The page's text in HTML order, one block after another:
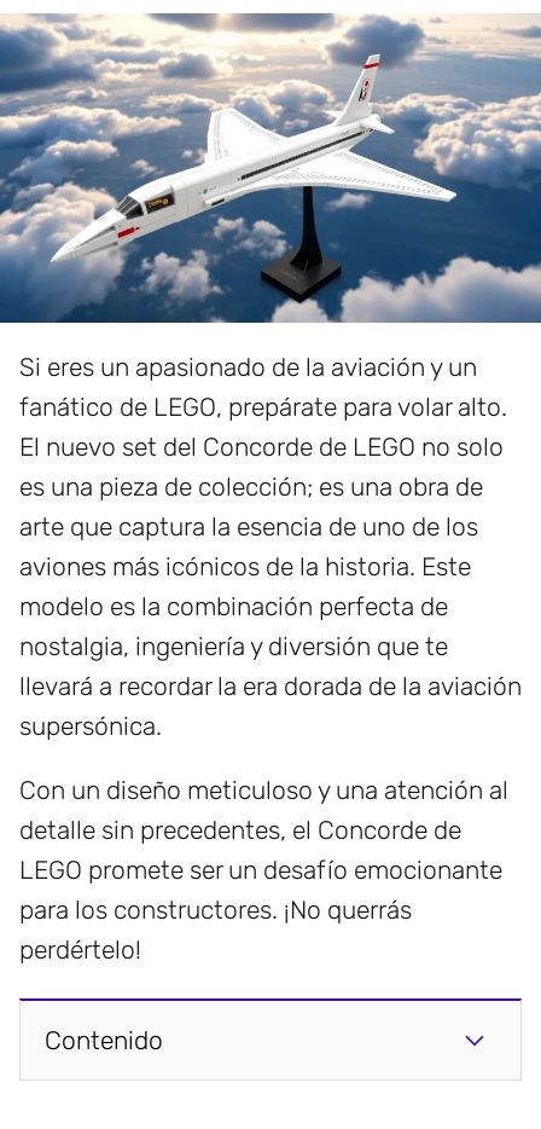
Si eres un apasionado de la aviación y un
fanático de LEGO, prepárate para volar alto.
El nuevo set del Concorde de LEGO no solo
es una pieza de colección; es una obra de
arte que captura la esencia de uno de los
aviones más icónicos de la historia. Este
modelo es la combinación perfecta de
nostalgia, ingeniería y diversión que te
llevará a recordar la era dorada de la aviación
supersónica.
Con un diseño meticuloso y una atención al
detalle sin precedentes, el Concorde de
LEGO promete ser un desafío emocionante
para los constructores. ¡No querrás
perdértelo!
Contenido